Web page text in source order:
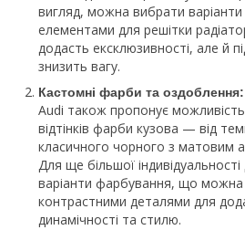
вигляд, можна вибрати
елементами для решітки
додасть ексклюзивності, але й
знизить вагу.
Кастомні фарби та оздоблення:
Audi також пропонує
відтінків фарби кузова — від
класичного чорного з матовим
Для ще більшої індивідуальності
варіанти фарбування, що можна
контрастними деталями для
динамічності та стилю.